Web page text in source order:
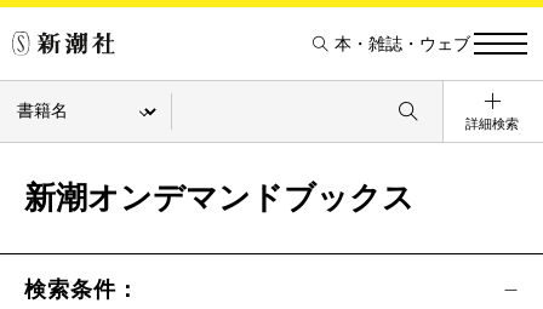
本・雑誌・ウェブ
詳細検索
新潮オンデマンドブックス
検索条件：